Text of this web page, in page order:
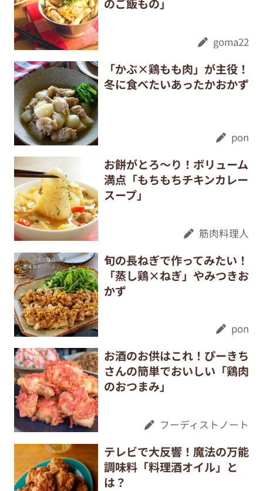
のご飯もの」
goma22
「かぶ×鶏もも肉」が主役！
冬に食べたいあったかおかず
pon
お餅がとろ～り！ボリューム
満点「もちもちチキンカレー
スープ」
筋肉料理人
旬の長ねぎで作ってみたい！
「蒸し鶏×ねぎ」やみつきお
かず
pon
お酒のお供はこれ！ぴーきち
さんの簡単でおいしい「鶏肉
のおつまみ」
フーディストノート
テレビで大反響！魔法の万能
調味料「料理酒オイル」と
は？